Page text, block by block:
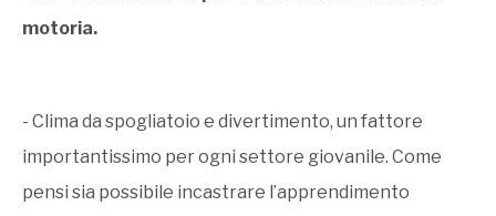
motoria.
- Clima da spogliatoio e divertimento, un fattore
importantissimo per ogni settore giovanile. Come
pensi sia possibile incastrare l’apprendimento